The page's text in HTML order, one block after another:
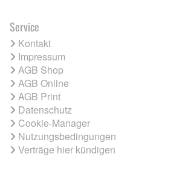
Service
Kontakt
Impressum
AGB Shop
AGB Online
AGB Print
Datenschutz
Cookie-Manager
Nutzungsbedingungen
Verträge hier kündigen